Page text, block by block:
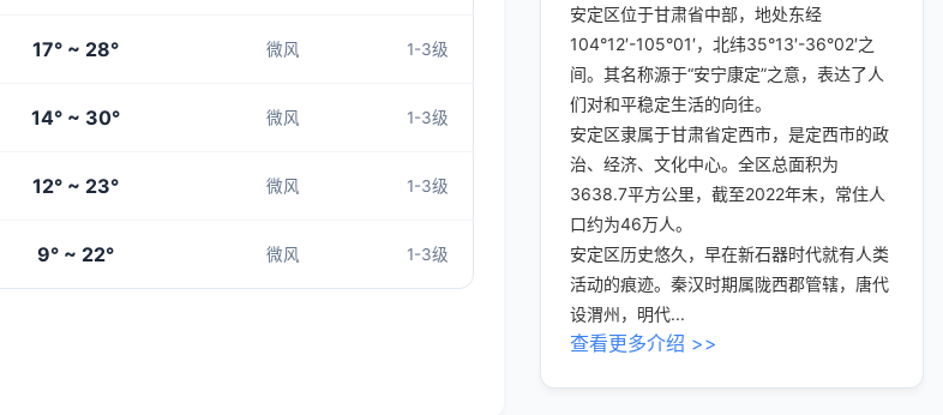
17° ~ 28° 微风 1-3级
14° ~ 30° 微风 1-3级
12° ~ 23° 微风 1-3级
9° ~ 22° 微风 1-3级
安定区位于甘肃省中部，地处东经
104°12′-105°01′，北纬35°13′-36°02′之
间。其名称源于“安宁康定”之意，表达了人
们对和平稳定生活的向往。
安定区隶属于甘肃省定西市，是定西市的政
治、经济、文化中心。全区总面积为
3638.7平方公里，截至2022年末，常住人
口约为46万人。
安定区历史悠久，早在新石器时代就有人类
活动的痕迹。秦汉时期属陇西郡管辖，唐代
设渭州，明代...
查看更多介绍 >>